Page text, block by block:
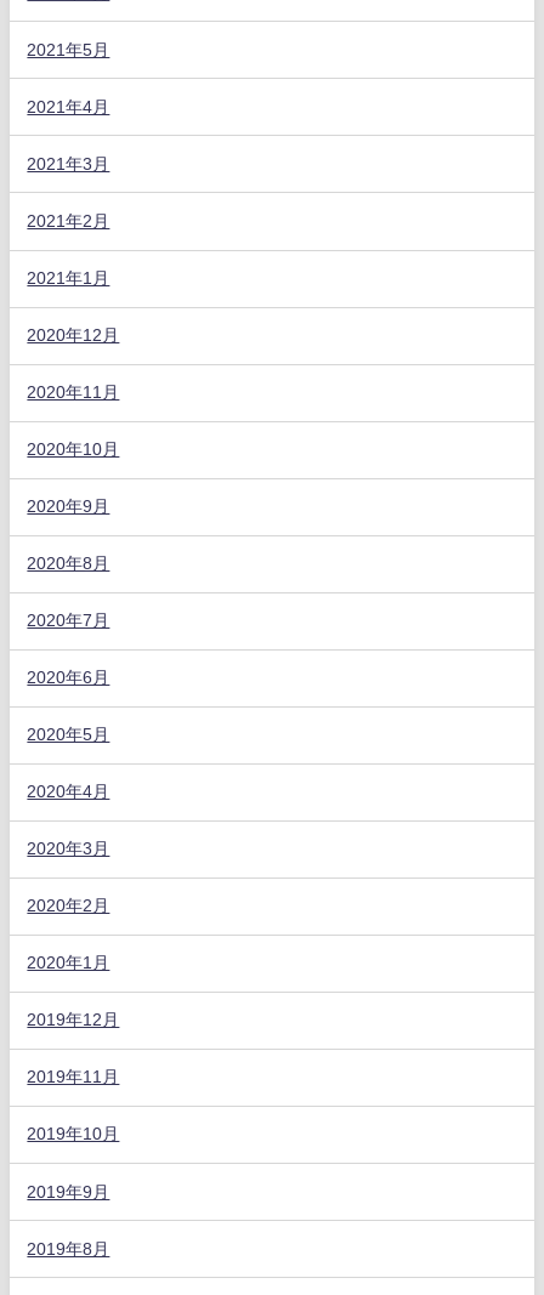
2021年5月
2021年4月
2021年3月
2021年2月
2021年1月
2020年12月
2020年11月
2020年10月
2020年9月
2020年8月
2020年7月
2020年6月
2020年5月
2020年4月
2020年3月
2020年2月
2020年1月
2019年12月
2019年11月
2019年10月
2019年9月
2019年8月